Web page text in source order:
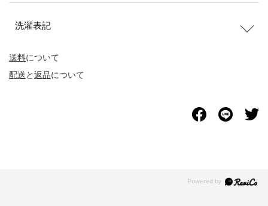
送料について
配送と返品について
洗濯表記